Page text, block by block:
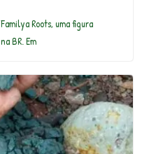
Roots, uma figura
BR. Em